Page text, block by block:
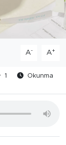
A- A+
1
Okunma